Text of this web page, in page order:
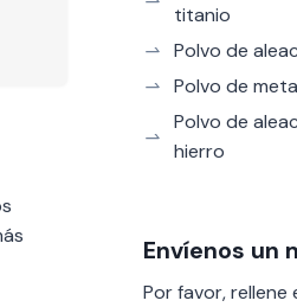
titanio
Polvo de
Polvo de
Polvo de
hierro
Envíenos un
Por favor, rellene